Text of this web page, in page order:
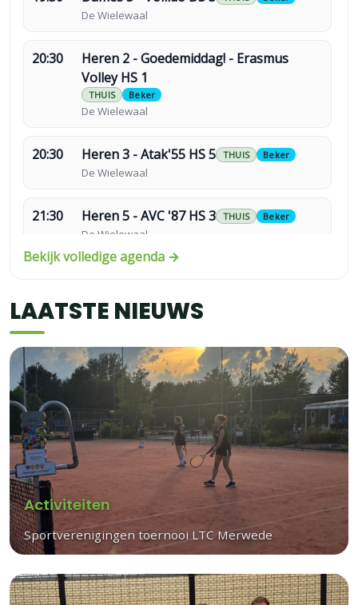
De Wielewaal
20:30
Heren 2 - Goedemiddag! - Erasmus
Volley HS 1
THUIS Beker
De Wielewaal
20:30 Heren 3 - Atak'55 HS 5 THUIS Beker
De Wielewaal
21:30 Heren 5 - AVC '87 HS 3 THUIS Beker
De Wielewaal
Bekijk volledige agenda →
LAATSTE NIEUWS
Activiteiten
Sportverenigingen toernooi LTC Merwede